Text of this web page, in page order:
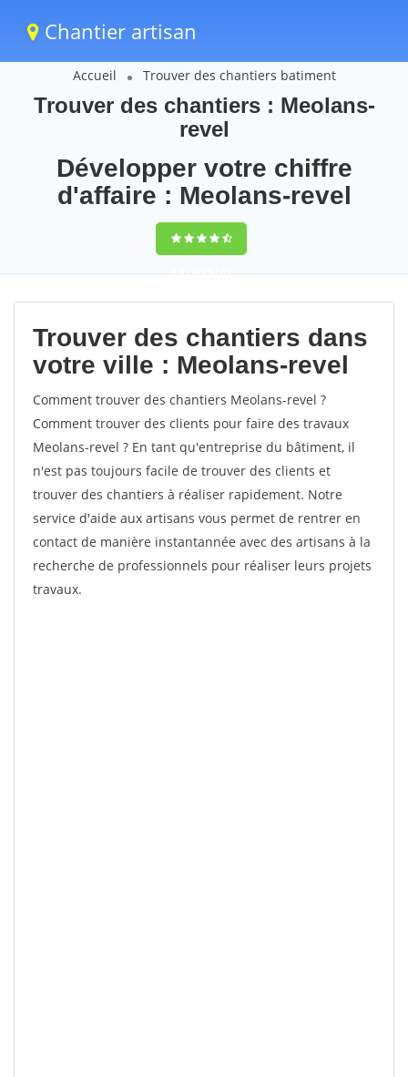
Chantier artisan
Accueil Trouver des chantiers batiment
Trouver des chantiers : Meolans-
revel
Développer votre chiffre
d'affaire : Meolans-revel
9,5(100%)63
votes
Trouver des chantiers dans
votre ville : Meolans-revel
Comment trouver des chantiers Meolans-revel ?
Comment trouver des clients pour faire des travaux
Meolans-revel ? En tant qu'entreprise du bâtiment, il
n'est pas toujours facile de trouver des clients et
trouver des chantiers à réaliser rapidement. Notre
service d'aide aux artisans vous permet de rentrer en
contact de manière instantannée avec des artisans à la
recherche de professionnels pour réaliser leurs projets
travaux.